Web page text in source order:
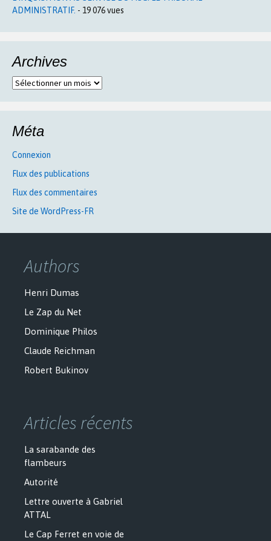
ADMINISTRATIF. - 19 076 vues
Archives
Archives
Méta
Connexion
Flux des publications
Flux des commentaires
Site de WordPress-FR
Authors
Henri Dumas
Le Zap du Net
Dominique Philos
Claude Reichman
Robert Bukinov
Articles récents
La sarabande des
flambeurs
Autorité
Lettre ouverte à Gabriel
ATTAL
Le Cap Ferret en voie de